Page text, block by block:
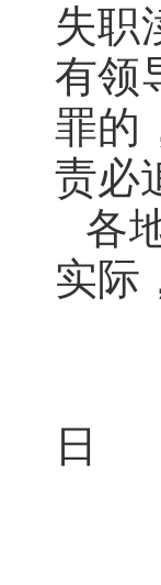
失职
有领
罪的
责必
各
实际
日